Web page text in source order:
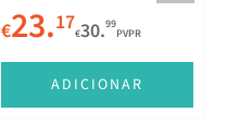
€23.17€30.99
PVPR
ADICIONAR